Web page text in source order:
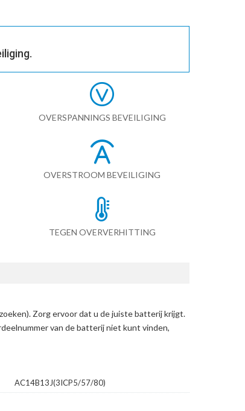
OVERSPANNINGS BEVEILIGING
OVERSTROOM BEVEILIGING
TEGEN OVERVERHITTING
. Zorg ervoor dat u de juiste batterij krijgt.
van de batterij niet kunt vinden,
AC14B13J(3ICP5/57/80)